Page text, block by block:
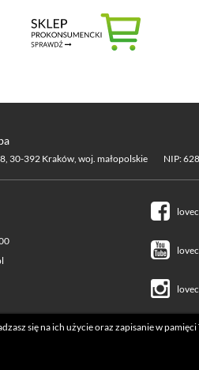
30-392 Kraków, woj. małopolskie NIP:
się na ich użycie oraz zapisanie w